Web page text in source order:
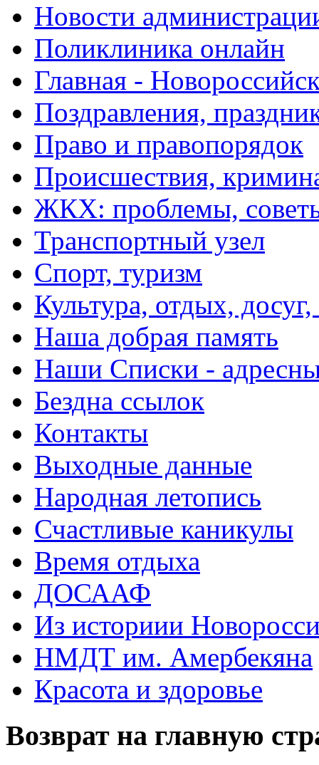
Новости
Поликлиника онлайн
Главная -
Поздравления,
Право и правопорядок
Происшествия,
ЖКХ: проблемы,
Транспортный узел
Спорт, туризм
Культура, отдых,
Наша добрая память
Наши Списки -
Бездна ссылок
Контакты
Выходные данные
Народная летопись
Счастливые каникулы
Время отдыха
ДОСААФ
Из историии
НМДТ им. Амербекяна
Красота и здоровье
Возврат на главную